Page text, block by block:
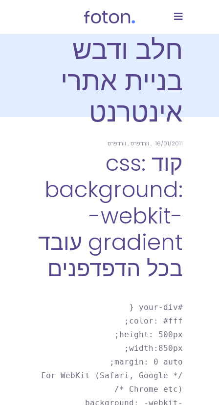
חלב ודבש
בניית אתרי
אינטרנט
16/01/2011 וורדפרס וורדפרס
קוד css:
background:
-webkit-
gradient עובד
בכל הדפדפנים
#your-div {
color: #fff;
height: 500px;
width:850px;
margin: 0 auto;
/* For WebKit (Safari, Google
Chrome etc) */
background: -webkit-